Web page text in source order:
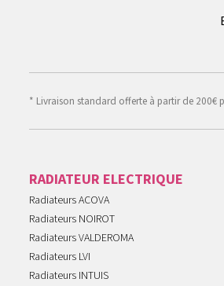
* Livraison standard offerte à partir de 200€
RADIATEUR ELECTRIQUE
Radiateurs ACOVA
Radiateurs NOIROT
Radiateurs VALDEROMA
Radiateurs LVI
Radiateurs INTUIS